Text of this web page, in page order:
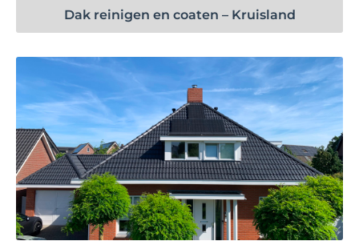
Dak reinigen en coaten – Kruisland
Bekijk project